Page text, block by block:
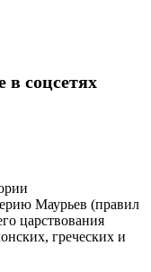
в соцсетях
Маурьев (правил
царствования
греческих и